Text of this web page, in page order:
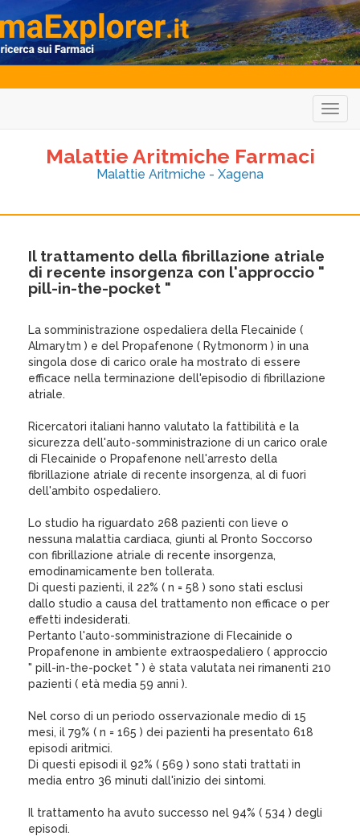
Malattie Aritmiche Farmaci
Malattie Aritmiche - Xagena
Il trattamento della fibrillazione atriale
di recente insorgenza con l'approccio "
pill-in-the-pocket "
La somministrazione ospedaliera della Flecainide (
Almarytm ) e del Propafenone ( Rytmonorm ) in una
singola dose di carico orale ha mostrato di essere
efficace nella terminazione dell'episodio di fibrillazione
atriale.
Ricercatori italiani hanno valutato la fattibilità e la
sicurezza dell'auto-somministrazione di un carico orale
di Flecainide o Propafenone nell'arresto della
fibrillazione atriale di recente insorgenza, al di fuori
dell'ambito ospedaliero.
Lo studio ha riguardato 268 pazienti con lieve o
nessuna malattia cardiaca, giunti al Pronto Soccorso
con fibrillazione atriale di recente insorgenza,
emodinamicamente ben tollerata.
Di questi pazienti, il 22% ( n = 58 ) sono stati esclusi
dallo studio a causa del trattamento non efficace o per
effetti indesiderati.
Pertanto l'auto-somministrazione di Flecainide o
Propafenone in ambiente extraospedaliero ( approccio
" pill-in-the-pocket " ) è stata valutata nei rimanenti 210
pazienti ( età media 59 anni ).
Nel corso di un periodo osservazionale medio di 15
mesi, il 79% ( n = 165 ) dei pazienti ha presentato 618
episodi aritmici.
Di questi episodi il 92% ( 569 ) sono stati trattati in
media entro 36 minuti dall'inizio dei sintomi.
Il trattamento ha avuto successo nel 94% ( 534 ) degli
episodi.